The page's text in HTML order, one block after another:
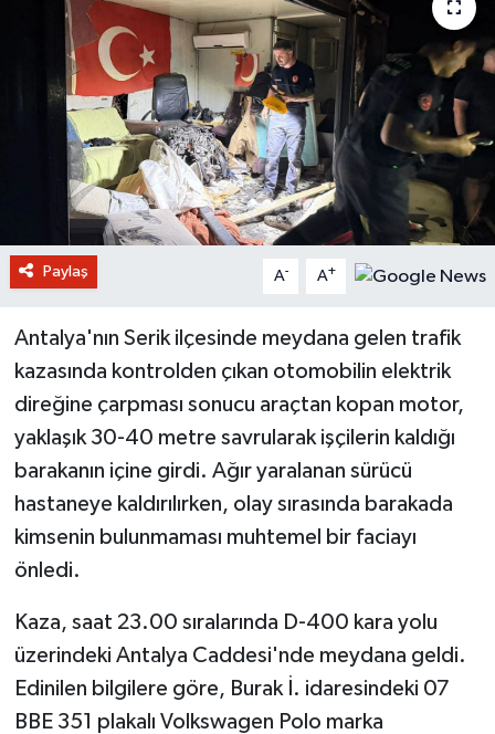
Paylaş A- A+
Antalya'nın Serik ilçesinde meydana gelen trafik
kazasında kontrolden çıkan otomobilin elektrik
direğine çarpması sonucu araçtan kopan motor,
yaklaşık 30-40 metre savrularak işçilerin kaldığı
barakanın içine girdi. Ağır yaralanan sürücü
hastaneye kaldırılırken, olay sırasında barakada
kimsenin bulunmaması muhtemel bir faciayı
önledi.
Kaza, saat 23.00 sıralarında D-400 kara yolu
üzerindeki Antalya Caddesi'nde meydana geldi.
Edinilen bilgilere göre, Burak İ. idaresindeki 07
BBE 351 plakalı Volkswagen Polo marka